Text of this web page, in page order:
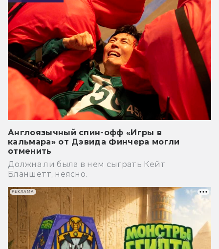
IN LOVE
Loonacy
Red 7
Similo и дополнения
Spycon
Ticket to Ride и дополнения
Хардкор (серьёзные игры и стратегии
с глубоким геймплеем):
Агрикола (новое издание)
— Тольятти, магазин Hobby Games, 2
июля (13:00-18:00), ул. Автостроителей,
д. 84А, помещение 15
— Тюмень, магазин Hobby Games, 3
июля (10:00-14:00), ул. Республики, д.
— Уфа, магазин Hobby Games, 2 июля
(11:00-16:00), пр-т Октября, д. 12
— Челябинск, магазин Hobby Games, 3
июля (11:00-19:00), ул. Кирова, д. 110
Англоязычный спин-офф «Игры в
кальмара» от Дэвида Финчера могли
отменить
Должна ли была в нем сыграть Кейт
Бланшетт, неясно.
РЕКЛАМА